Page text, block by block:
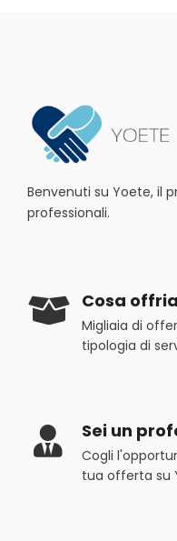
Benvenuti su Yoete, il
professionali.
Cosa
Migliaia di
tipologia di
Sei un
Cogli
tua offerta su